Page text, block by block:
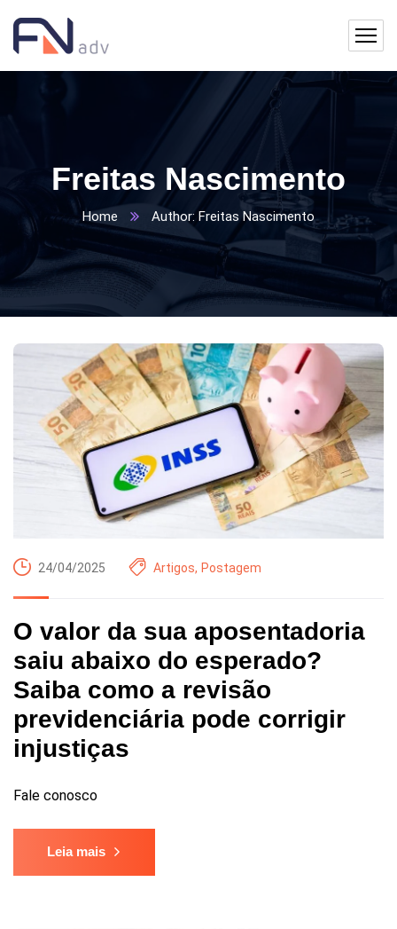
Freitas Nascimento
Home Author: Freitas Nascimento
24/04/2025 Artigos, Postagem
O valor da sua aposentadoria
saiu abaixo do esperado?
Saiba como a revisão
previdenciária pode corrigir
injustiças
Fale conosco
Leia mais